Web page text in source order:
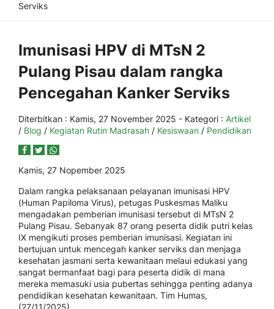
Serviks
Imunisasi HPV di MTsN 2
Pulang Pisau dalam rangka
Pencegahan Kanker Serviks
Diterbitkan : Kamis, 27 November 2025 - Kategori : Artikel
/ Blog / Kegiatan Rutin Madrasah / Kesiswaan / Pendidikan
Kamis, 27 Nopember 2025
Dalam rangka pelaksanaan pelayanan imunisasi HPV
(Human Papiloma Virus), petugas Puskesmas Maliku
mengadakan pemberian imunisasi tersebut di MTsN 2
Pulang Pisau. Sebanyak 87 orang peserta didik putri kelas
IX mengikuti proses pemberian imunisasi. Kegiatan ini
bertujuan untuk mencegah kanker serviks dan menjaga
kesehatan jasmani serta kewanitaan melaui edukasi yang
sangat bermanfaat bagi para peserta didik di mana
mereka memasuki usia pubertas sehingga penting adanya
pendidikan kesehatan kewanitaan. Tim Humas,
(27/11/2025).